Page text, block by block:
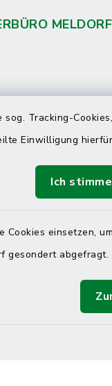
Tracking-
Einwilligung
Ich
einsetzen,
gesondert
MELDORF
- Donnerstag
Termin?